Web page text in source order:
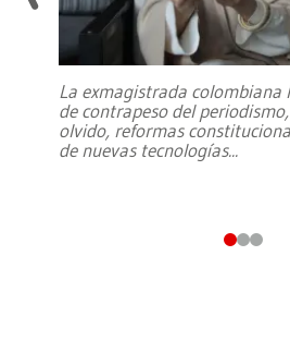
La exmagistrada colombiana
de contrapeso del
olvido, reformas
de nuevas tecnologías...